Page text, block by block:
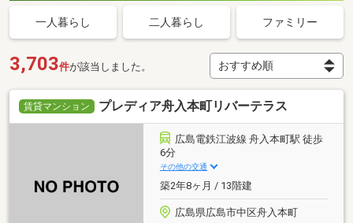
一人暮らし 二人暮らし ファミリー
3,703件が該当しました。
賃貸マンション プレディア舟入本町リバーテラス
広島電鉄江波線 舟入本町駅 徒歩
6分
その他の交通
築2年8ヶ月 / 13階建
広島県広島市中区舟入本町